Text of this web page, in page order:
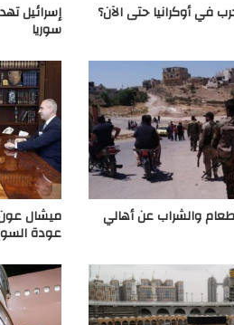
في أوكرانيا حتى الآن؟ إسرائيل
سوريا
والشراب عن أهالي ميشال
عودة